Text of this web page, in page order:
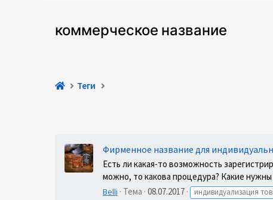
коммерческое название
Теги
Фирменное название для
Есть ли какая-то возможность
можно, то какова процедура? Какие
Belli Тема 08.07.2017 индивидуализация